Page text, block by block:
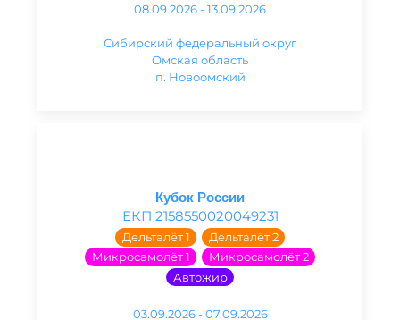
08.09.2026 - 13.09.2026
Сибирский федеральный округ
Омская область
п. Новоомский
Кубок России
ЕКП 2158550020049231
Дельталёт 1
Дельталёт 2
Микросамолёт 1
Микросамолёт 2
Автожир
03.09.2026 - 07.09.2026